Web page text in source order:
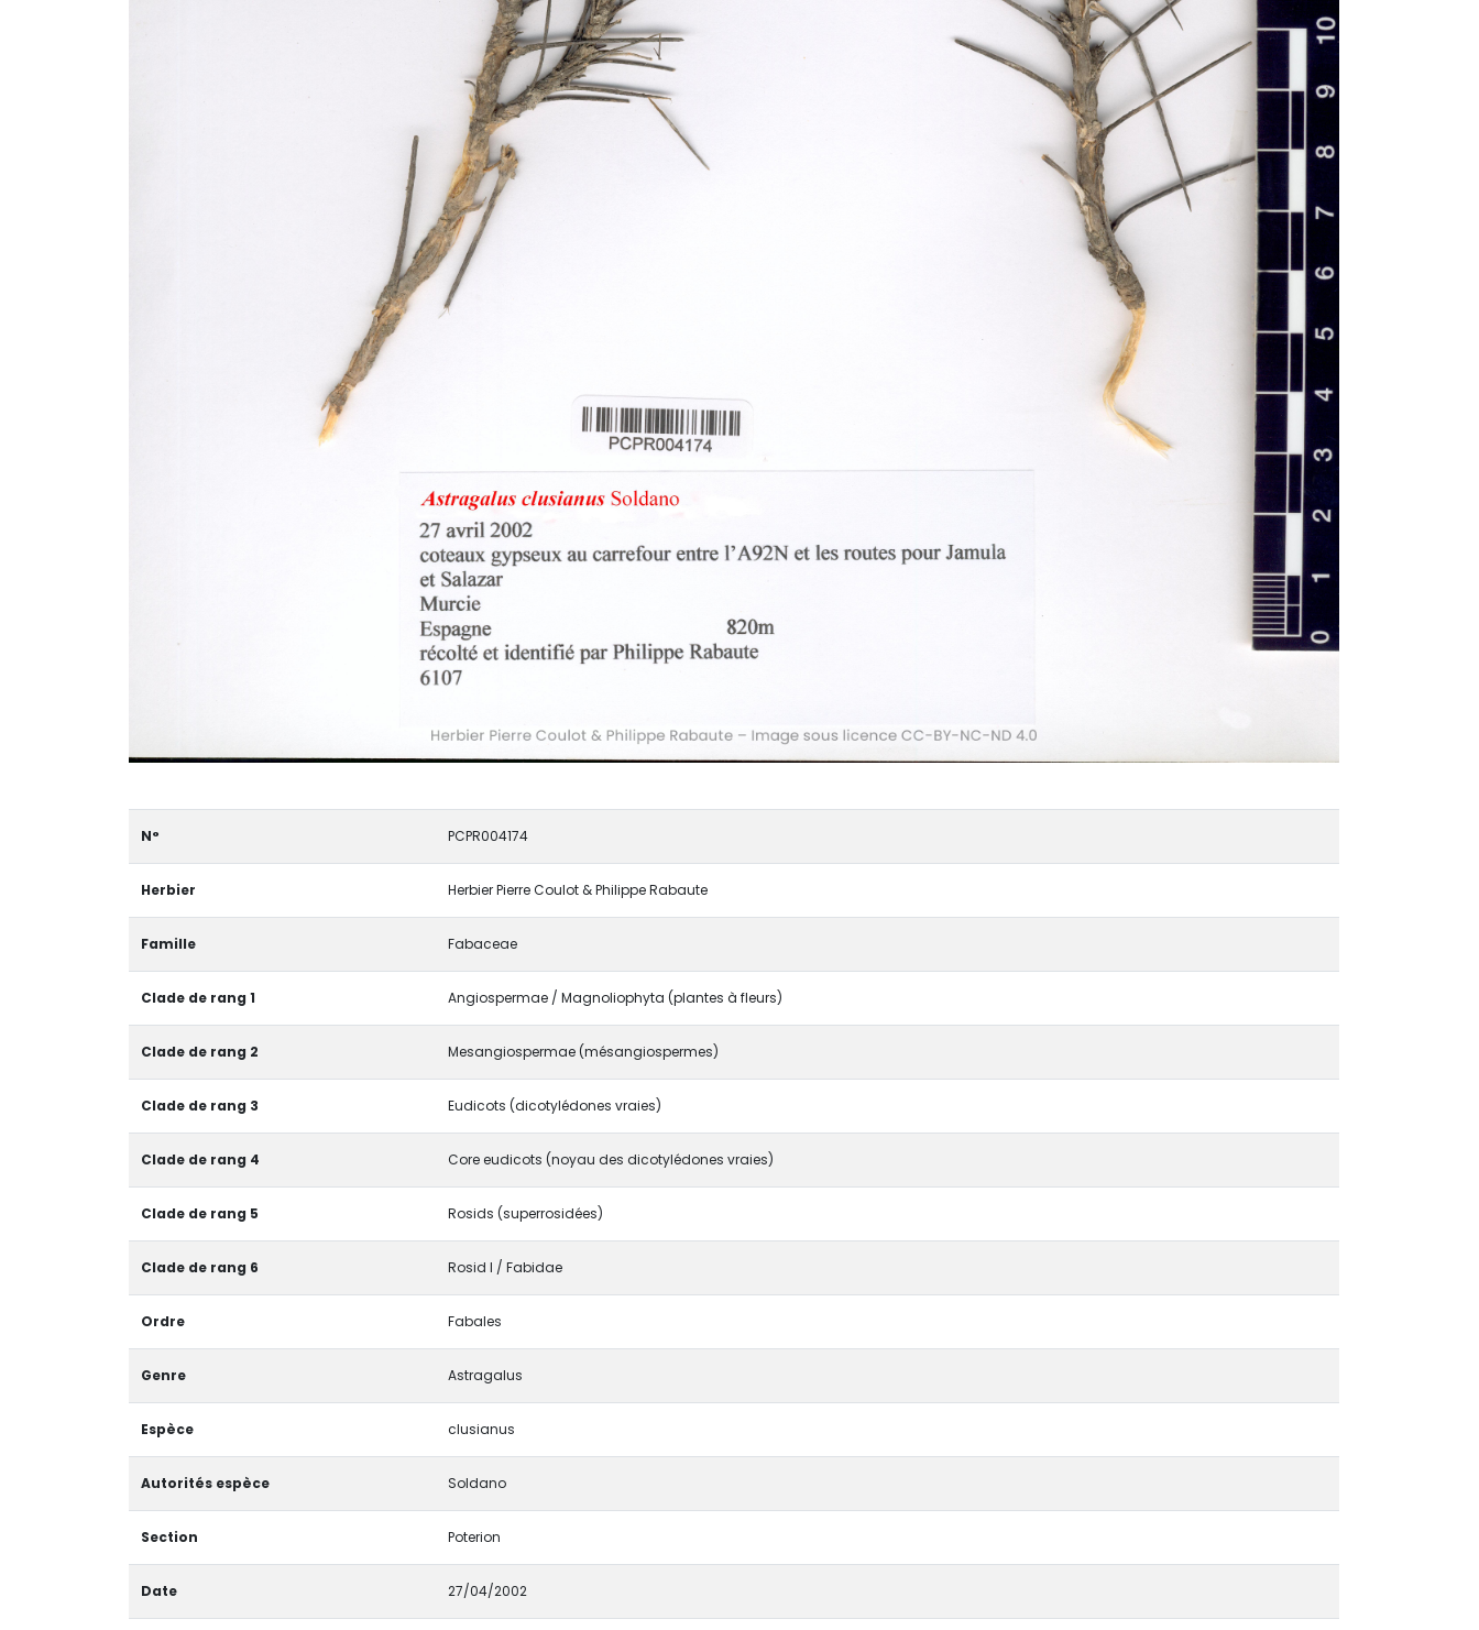
N° PCPR004174
Herbier Herbier Pierre Coulot & Philippe Rabaute
Famille Fabaceae
Clade de rang 1 Angiospermae / Magnoliophyta (plantes à fleurs)
Clade de rang 2 Mesangiospermae (mésangiospermes)
Clade de rang 3 Eudicots (dicotylédones vraies)
Clade de rang 4 Core eudicots (noyau des dicotylédones vraies)
Clade de rang 5 Rosids (superrosidées)
Clade de rang 6 Rosid I / Fabidae
Ordre Fabales
Genre Astragalus
Espèce clusianus
Autorités espèce Soldano
Section Poterion
Date 27/04/2002